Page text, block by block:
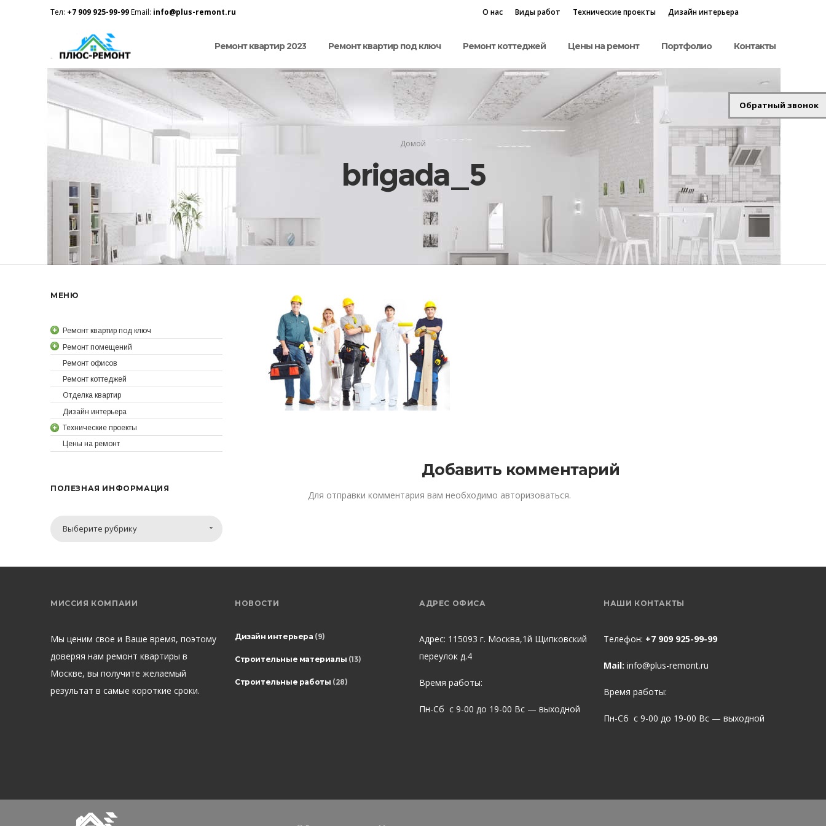
Тел: +7 909 925-99-99Email: info@plus-remont.ru О нас Виды работ Технические проекты Дизайн интерьера
Ремонт квартир 2023 Ремонт квартир под ключ Ремонт коттеджей Цены на ремонт Портфолио Контакты
Домой
brigada_5
Добавить комментарий
Для отправки комментария вам необходимо авторизоваться.
МЕНЮ
Ремонт квартир под ключ
Ремонт помещений
Ремонт офисов
Ремонт коттеджей
Отделка квартир
Дизайн интерьера
Технические проекты
Цены на ремонт
ПОЛЕЗНАЯ ИНФОРМАЦИЯ
Полезная
Выберите рубрику
МИССИЯ КОМПАИИ
Мы ценим свое и Ваше время, поэтому
доверяя нам ремонт квартиры в
Москве, вы получите желаемый
результат в самые короткие сроки.
НОВОСТИ
Дизайн интерьера (9)
Строительные материалы (13)
Строительные работы (28)
АДРЕС ОФИСА
Адрес: 115093 г. Москва,1й Щипковский
переулок д.4
Время работы:
Пн-Сб с 9-00 до 19-00 Вс — выходной
НАШИ КОНТАКТЫ
Телефон: +7 909 925-99-99
Mail: info@plus-remont.ru
Время работы:
Пн-Сб с 9-00 до 19-00 Вс — выходной
Обратный звонок